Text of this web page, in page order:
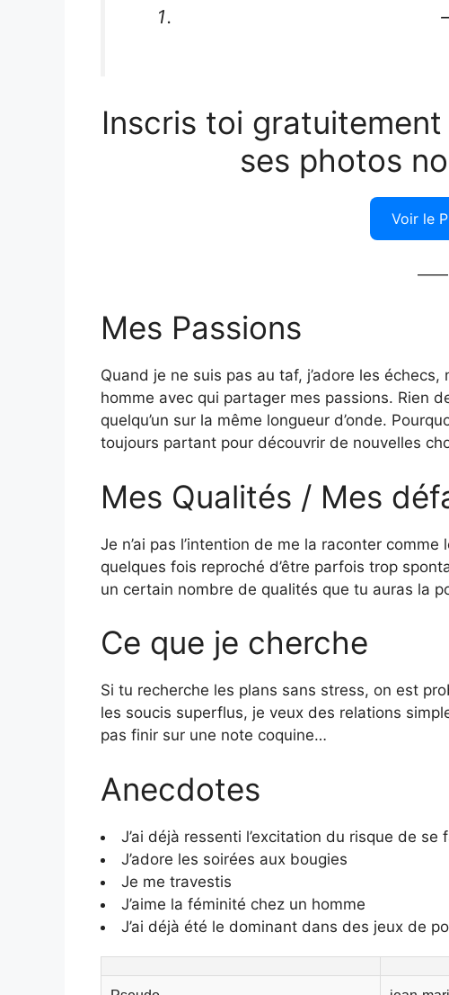
Inscris toi
ses photos
Voir le
——
Mes Passions
Quand je ne suis pas au taf, j’adore les
homme avec qui partager mes passions. Rien
quelqu’un sur la même longueur d’onde.
toujours partant pour découvrir de nouvelles
Mes Qualités / Mes
Je n’ai pas l’intention de me la raconter
quelques fois reproché d’être parfois trop
un certain nombre de qualités que tu auras la
Ce que je cherche
Si tu recherche les plans sans stress, on est
les soucis superflus, je veux des relations
pas finir sur une note coquine…
Anecdotes
J’ai déjà ressenti l’excitation du risque de se
J’adore les soirées aux bougies
Je me travestis
J’aime la féminité chez un homme
J’ai déjà été le dominant dans des jeux de